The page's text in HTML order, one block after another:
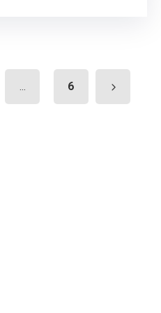
... 6